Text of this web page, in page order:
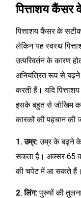
पित्ताशय कैंसर
पित्ताशय कैंसर के
लेकिन यह स्वस्थ
उत्परिवर्तन के कारण
अनियंत्रित रूप से बढ़ने
करती हैं। यदि
इसके बहुत से जोखिम
कारकों की पहचान की
1. उम्र:उम्र के बढ़ने के
सकता है। अक्सर 65
की चपेट में आ सकते हैं।
2. लिंग:पुरुषों की